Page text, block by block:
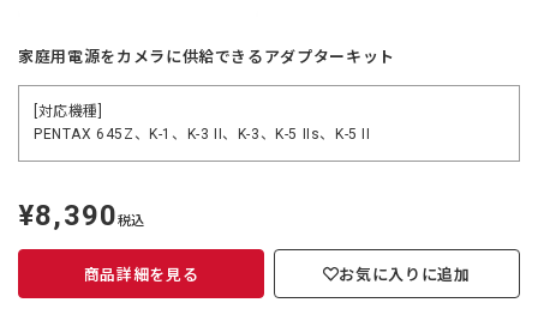
家庭用電源をカメラに供給できるアダプターキット
[対応機種]
PENTAX 645Z、K-1、K-3 II、K-3、K-5 IIs、K-5 II
定
価
¥8,390税込
商品詳細を見る お気に入りに追加